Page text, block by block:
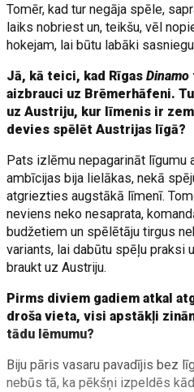
Tomēr, kad tur negāja spēle,
laiks nobriest un, teikšu, vēl
hokejam, lai būtu labāki
Jā, kā teici, kad RīgasDinamo
aizbrauci uz Brēmerhāfeni.
uz Austriju, kur līmenis ir
devies spēlēt Austrijas līgā?
Pats izlēmu nepagarināt līgumu
ambīcijas bija lielākas, nekā
atgriezties augstākā līmenī.
neviens neko nesaprata,
budžetiem un spēlētāju tirgus
variants, lai dabūtu spēļu praksi
braukt uz Austriju.
Pirms diviem gadiem atkal
droša vieta, visi apstākļi
tādu lēmumu?
Biju pāris vasaru pavadījis bez
nebūs tā, ka pēkšņi izpeldēs